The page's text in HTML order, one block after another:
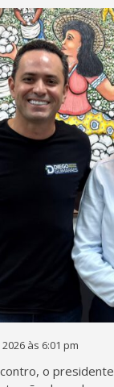
às 6:01 pm
o presidente